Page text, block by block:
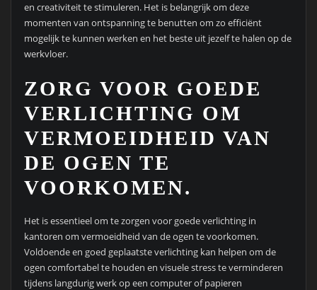
en creativiteit te stimuleren. Het is belangrijk om deze
momenten van ontspanning te benutten om zo efficiënt
mogelijk te kunnen werken en het beste uit jezelf te halen op de
werkvloer.
ZORG VOOR GOEDE
VERLICHTING OM
VERMOEIDHEID VAN
DE OGEN TE
VOORKOMEN.
Het is essentieel om te zorgen voor goede verlichting in
kantoren om vermoeidheid van de ogen te voorkomen.
Voldoende en goed geplaatste verlichting kan helpen om de
ogen comfortabel te houden en visuele stress te verminderen
tijdens langdurig werk op een computer of papieren